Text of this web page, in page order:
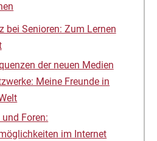
bei Senioren: Zum Lernen
der neuen Medien
Meine Freunde in
Foren:
im Internet